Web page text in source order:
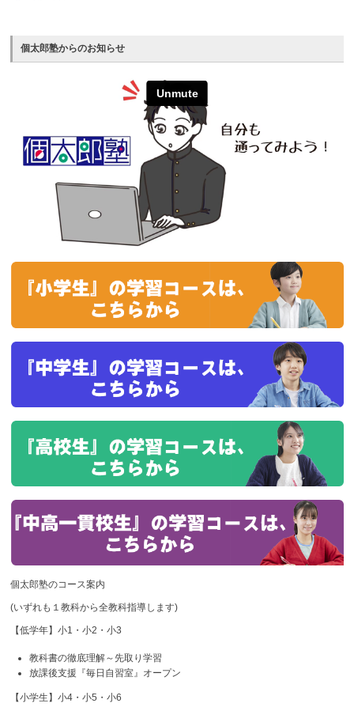
個太郎塾からのお知らせ
個太郎塾のコース案内
(いずれも１教科から全教科指導します)
【低学年】小1・小2・小3
教科書の徹底理解～先取り学習
放課後支援『毎日自習室』オープン
【小学生】小4・小5・小6